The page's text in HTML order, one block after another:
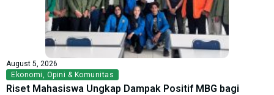
August 5, 2026
Ekonomi, Opini & Komunitas
Riset Mahasiswa Ungkap Dampak Positif MBG bagi